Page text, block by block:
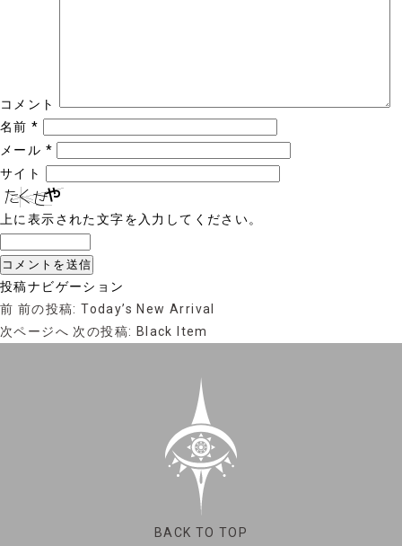
コメント
名前*
メール *
サイト
上に表示された文字を入力してください。
投稿ナビゲーション
前 前の投稿: Today’s New Arrival
次ページへ 次の投稿: Black Item
BACK TO TOP